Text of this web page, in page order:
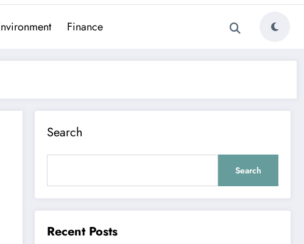
Finance
Search
Search
Recent Posts